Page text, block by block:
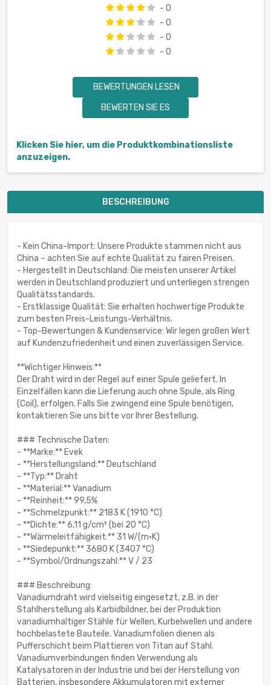
- 0
- 0
- 0
- 0
BEWERTUNGEN LESEN
BEWERTEN SIE ES
Klicken Sie hier, um die Produktkombinationsliste
anzuzeigen.
BESCHREIBUNG
- Kein China-Import: Unsere Produkte stammen nicht aus
China – achten Sie auf echte Qualität zu fairen Preisen.
- Hergestellt in Deutschland: Die meisten unserer Artikel
werden in Deutschland produziert und unterliegen strengen
Qualitätsstandards.
- Erstklassige Qualität: Sie erhalten hochwertige Produkte
zum besten Preis-Leistungs-Verhältnis.
- Top-Bewertungen & Kundenservice: Wir legen großen Wert
auf Kundenzufriedenheit und einen zuverlässigen Service.
**Wichtiger Hinweis:**
Der Draht wird in der Regel auf einer Spule geliefert. In
Einzelfällen kann die Lieferung auch ohne Spule, als Ring
(Coil), erfolgen. Falls Sie zwingend eine Spule benötigen,
kontaktieren Sie uns bitte vor Ihrer Bestellung.
### Technische Daten:
- **Marke:** Evek
- **Herstellungsland:** Deutschland
- **Typ:** Draht
- **Material:** Vanadium
- **Reinheit:** 99,5%
- **Schmelzpunkt:** 2183 K (1910 °C)
- **Dichte:** 6,11 g/cm³ (bei 20 °C)
- **Wärmeleitfähigkeit:** 31 W/(m·K)
- **Siedepunkt:** 3680 K (3407 °C)
- **Symbol/Ordnungszahl:** V / 23
### Beschreibung:
Vanadiumdraht wird vielseitig eingesetzt, z.B. in der
Stahlherstellung als Karbidbildner, bei der Produktion
vanadiumhaltiger Stähle für Wellen, Kurbelwellen und andere
hochbelastete Bauteile. Vanadiumfolien dienen als
Pufferschicht beim Plattieren von Titan auf Stahl.
Vanadiumverbindungen finden Verwendung als
Katalysatoren in der Industrie und bei der Herstellung von
Batterien, insbesondere Akkumulatoren mit externer